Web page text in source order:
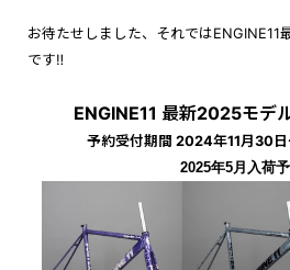
お待たせしました、それでは
です‼︎
ENGINE11 最新2025モデ
予約受付期間 2024年11月30
2025年5月入荷